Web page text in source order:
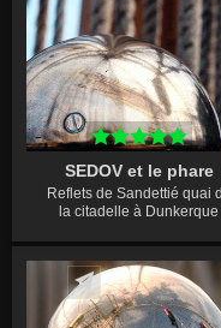
SEDOV et le phare
Reflets de Sandettié quai
la citadelle à Dunkerque
Écrire un